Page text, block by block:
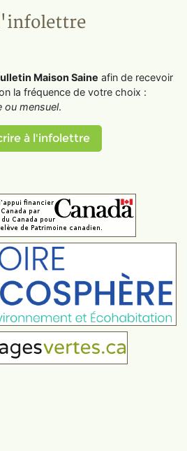
Maison Saine afin de recevoir
la fréquence de votre choix :
ou mensuel.
à l'infolettre